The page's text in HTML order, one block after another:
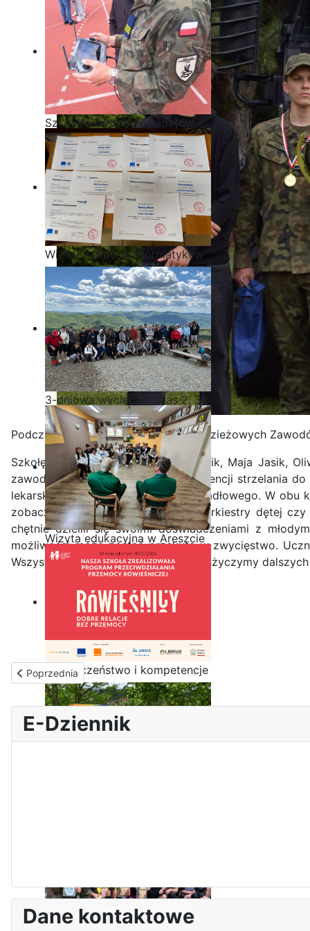
Szkolenie dronowe kadetów
OPW w Staszicu
Wielkie sukcesy informatyków
ze Staszica w Akademii
CISCO!
3-dniowa wycieczka klas 2, 3 i
4 technikum w Bieszczady
Wizyta edukacyjna w Areszcie
Śledczym w Radomiu
Bezpieczeństwo i kompetencje
uczniów - nasz priorytet
Podczas III edycji Mazowieckich Młodzieżowych
Szkołę reprezentowali: Patrycja Gawlik, Maja Jasik,
zawody składały się z dwóch konkurencji strzelania
lekarską, brzuszków oraz biegu wahadłowego. W obu
zobaczyć pokaz musztry, występy orkiestry dętej
chętnie dzielili się swoimi doświadczeniami z
możliwości może zostać przekuta w zwycięstwo.
Wszystkim uczestnikom gratulujemy i życzymy
Poprzednia strona: Projekt "Jedno życie"
Poprzednia
E-Dziennik
Dane kontaktowe